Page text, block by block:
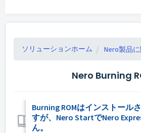
ソリューションホーム Nero製品
Nero Burning
Burning ROMはインストール
すが、Nero StartでNero
ん。